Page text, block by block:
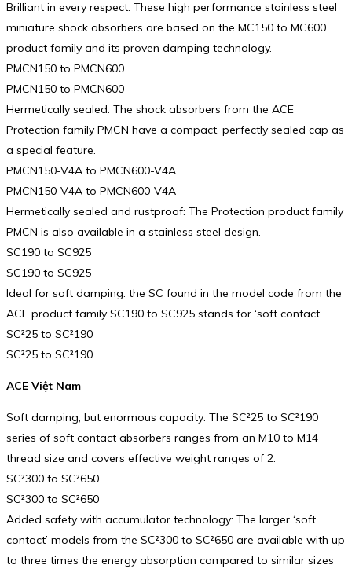
Brilliant in every respect: These high performance stainless steel
miniature shock absorbers are based on the MC150 to MC600
product family and its proven damping technology.
PMCN150 to PMCN600
PMCN150 to PMCN600
Hermetically sealed: The shock absorbers from the ACE
Protection family PMCN have a compact, perfectly sealed cap as
a special feature.
PMCN150-V4A to PMCN600-V4A
PMCN150-V4A to PMCN600-V4A
Hermetically sealed and rustproof: The Protection product family
PMCN is also available in a stainless steel design.
SC190 to SC925
SC190 to SC925
Ideal for soft damping: the SC found in the model code from the
ACE product family SC190 to SC925 stands for ‘soft contact’.
SC²25 to SC²190
SC²25 to SC²190
ACE Việt Nam
Soft damping, but enormous capacity: The SC²25 to SC²190
series of soft contact absorbers ranges from an M10 to M14
thread size and covers effective weight ranges of 2.
SC²300 to SC²650
SC²300 to SC²650
Added safety with accumulator technology: The larger ‘soft
contact’ models from the SC²300 to SC²650 are available with up
to three times the energy absorption compared to similar sizes